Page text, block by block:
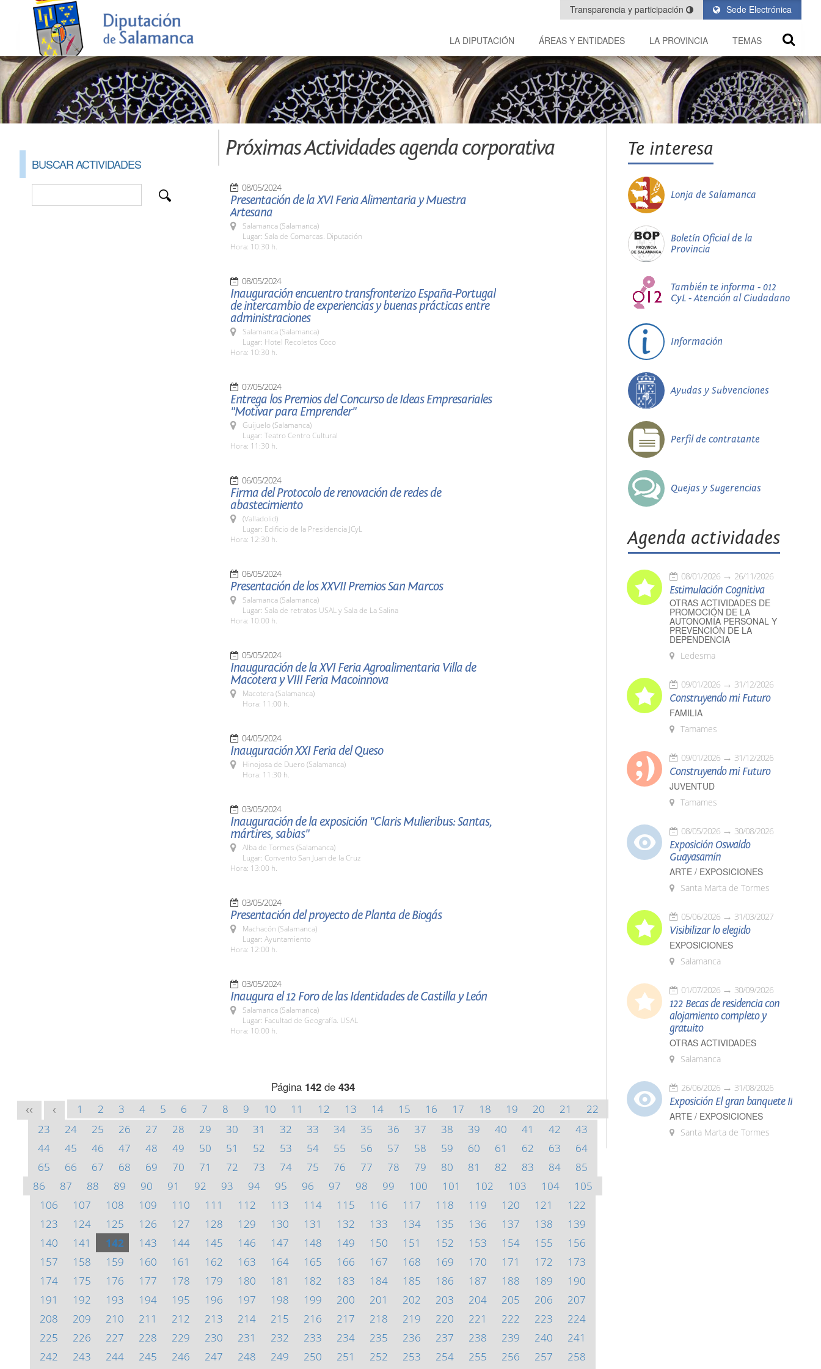
Sede Electrónica
Transparencia y participación
LA DIPUTACIÓN ÁREAS Y ENTIDADES LA PROVINCIA TEMAS
BUSCAR ACTIVIDADES
Próximas Actividades agenda corporativa
08/05/2024
Presentación de la XVI Feria Alimentaria y Muestra
Artesana
Salamanca (Salamanca)
Lugar: Sala de Comarcas. Diputación
Hora: 10:30 h.
08/05/2024
Inauguración encuentro transfronterizo España-Portugal
de intercambio de experiencias y buenas prácticas entre
administraciones
Salamanca (Salamanca)
Lugar: Hotel Recoletos Coco
Hora: 10:30 h.
07/05/2024
Entrega los Premios del Concurso de Ideas Empresariales
"Motivar para Emprender"
Guijuelo (Salamanca)
Lugar: Teatro Centro Cultural
Hora: 11:30 h.
06/05/2024
Firma del Protocolo de renovación de redes de
abastecimiento
(Valladolid)
Lugar: Edificio de la Presidencia JCyL
Hora: 12:30 h.
06/05/2024
Presentación de los XXVII Premios San Marcos
Salamanca (Salamanca)
Lugar: Sala de retratos USAL y Sala de La Salina
Hora: 10:00 h.
05/05/2024
Inauguración de la XVI Feria Agroalimentaria Villa de
Macotera y VIII Feria Macoinnova
Macotera (Salamanca)
Hora: 11:00 h.
04/05/2024
Inauguración XXI Feria del Queso
Hinojosa de Duero (Salamanca)
Hora: 11:30 h.
03/05/2024
Inauguración de la exposición "Claris Mulieribus: Santas,
mártires, sabias"
Alba de Tormes (Salamanca)
Lugar: Convento San Juan de la Cruz
Hora: 13:00 h.
03/05/2024
Presentación del proyecto de Planta de Biogás
Machacón (Salamanca)
Lugar: Ayuntamiento
Hora: 12:00 h.
03/05/2024
Inaugura el 12 Foro de las Identidades de Castilla y León
Salamanca (Salamanca)
Lugar: Facultad de Geografía. USAL
Hora: 10:00 h.
Página 142de 434
<< < 1 2 3 4 5 6 7 8 9 10 11 12 13 14 15 16 17 18 19 20 21
22
23
24 25 26 27 28 29 30 31 32 33 34 35 36 37 38 39 40 41 42
43
44
45 46 47 48 49 50 51 52 53 54 55 56 57 58 59 60 61 62 63
64
65
66 67 68 69 70 71 72 73 74 75 76 77 78 79 80 81 82 83 84
85
86
87 88 89 90 91 92 93 94 95 96 97 98 99 100 101 102 103 104
105
106
107 108 109 110 111 112 113 114 115 116 117 118 119 120 121
122
123
124 125 126 127 128 129 130 131 132 133 134 135 136 137 138
139
140
141 142 143 144 145 146 147 148 149 150 151 152 153 154 155
156
157
158 159 160 161 162 163 164 165 166 167 168 169 170 171 172
173
174
175 176 177 178 179 180 181 182 183 184 185 186 187 188 189
190
191
192 193 194 195 196 197 198 199 200 201 202 203 204 205 206
207
208
209 210 211 212 213 214 215 216 217 218 219 220 221 222 223
224
225
226 227 228 229 230 231 232 233 234 235 236 237 238 239 240
241
242
243 244 245 246 247 248 249 250 251 252 253 254 255 256 257
258
Te interesa
Lonja de Salamanca
Boletín Oficial de la
Provincia
También te informa - 012
CyL - Atención al Ciudadano
Información
Ayudas y Subvenciones
Perfil de contratante
Quejas y Sugerencias
Agenda actividades
08/01/2026 26/11/2026
Estimulación Cognitiva
OTRAS ACTIVIDADES DE
PROMOCIÓN DE LA
AUTONOMÍA PERSONAL Y
PREVENCIÓN DE LA
DEPENDENCIA
Ledesma
09/01/2026 31/12/2026
Construyendo mi Futuro
FAMILIA
Tamames
09/01/2026 31/12/2026
Construyendo mi Futuro
JUVENTUD
Tamames
08/05/2026 30/08/2026
Exposición Oswaldo
Guayasamín
ARTE / EXPOSICIONES
Santa Marta de Tormes
05/06/2026 31/03/2027
Visibilizar lo elegido
EXPOSICIONES
Salamanca
01/07/2026 30/09/2026
122 Becas de residencia con
alojamiento completo y
gratuito
OTRAS ACTIVIDADES
Salamanca
26/06/2026 31/08/2026
Exposición El gran banquete II
ARTE / EXPOSICIONES
Santa Marta de Tormes